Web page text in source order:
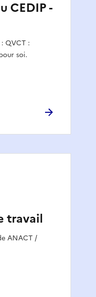
CEDIP -
QVCT :
soi.
travail
ANACT /